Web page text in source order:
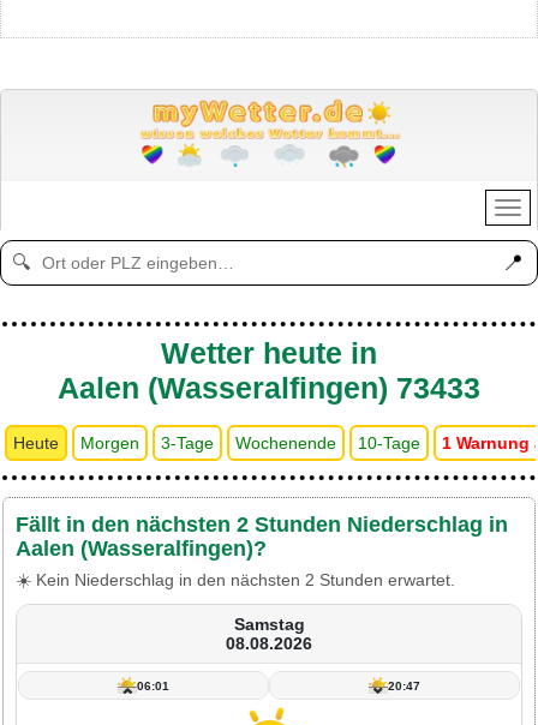
🔍 📍
Wetter heute in
Aalen (Wasseralfingen) 73433
Heute Morgen 3-Tage Wochenende 10-Tage 1 Warnung
Fällt in den nächsten 2 Stunden Niederschlag in
Aalen (Wasseralfingen)?
☀️ Kein Niederschlag in den nächsten 2 Stunden erwartet.
Samstag
08.08.2026
06:01 20:47